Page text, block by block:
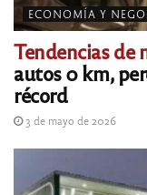
ECONOMÍA Y
Tendencias de
autos 0 km,
récord
3 de mayo de 2026